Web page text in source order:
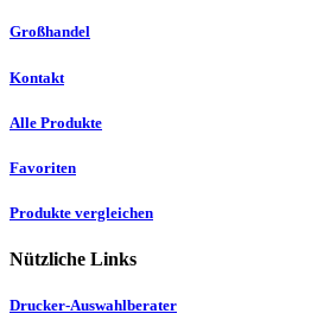
Großhandel
Kontakt
Alle Produkte
Favoriten
Produkte vergleichen
Nützliche Links
Drucker-Auswahlberater